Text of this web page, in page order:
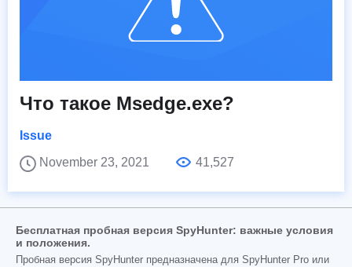
Что такое Msedge.exe?
Issue
November 23, 2021
41,527
Бесплатная пробная версия SpyHunter: важные условия
и положения.
Пробная версия SpyHunter предназначена для SpyHunter Pro или